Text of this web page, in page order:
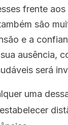
frente aos
são
e a
ausência,
​​será
uma